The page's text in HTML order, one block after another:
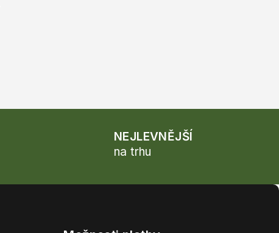
NEJLEVNĚJŠÍ
na trhu